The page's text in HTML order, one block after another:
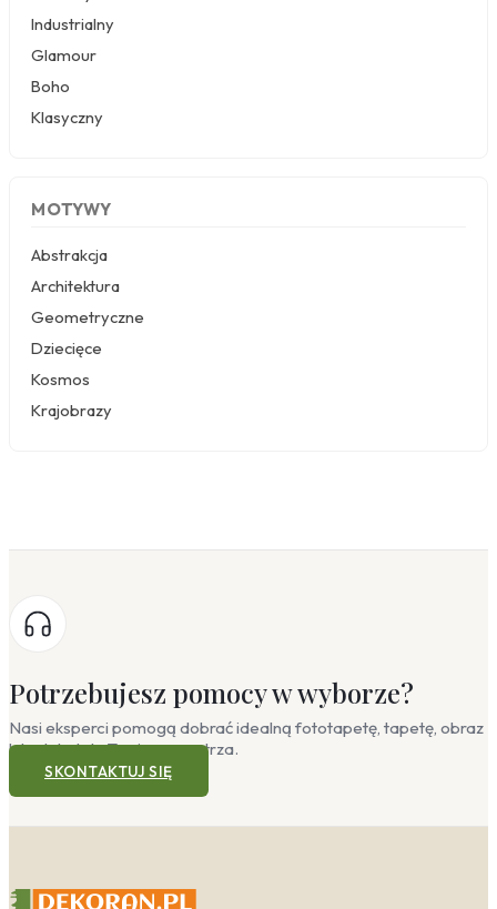
Schody
Religijne
Ludzie
Kobieta
Militaria
Industrialny
Glamour
Boho
Klasyczny
MOTYWY
Abstrakcja
Architektura
Geometryczne
Dziecięce
Kosmos
Krajobrazy
Potrzebujesz pomocy w wyborze?
Nasi eksperci pomogą dobrać idealną fototapetę, tapetę, obraz
lub plakat do Twojego wnętrza.
SKONTAKTUJ SIĘ